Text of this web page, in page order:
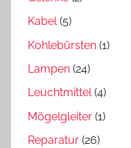
Kabel(5)
Kohlebürsten (1)
Lampen (24)
Leuchtmittel(4)
Mögelgleiter (1)
Reparatur (26)